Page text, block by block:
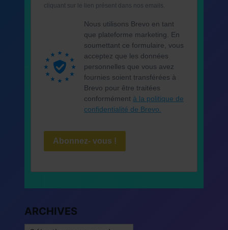
cliquant sur le lien présent dans nos emails.
Nous utilisons Brevo en tant
que plateforme marketing. En
soumettant ce formulaire, vous
acceptez que les données
personnelles que vous avez
fournies soient transférées à
Brevo pour être traitées
conformément à la politique de
confidentialité de Brevo.
Abonnez- vous !
ARCHIVES